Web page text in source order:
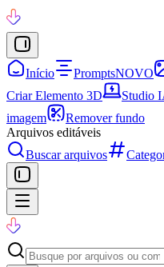
Início PromptsNOVO
Criar Elemento 3D
Studio
imagem
Remover fundo
Arquivos editáveis
Buscar arquivos